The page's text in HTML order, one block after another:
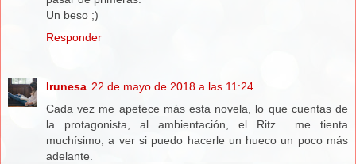
Un beso ;)
Responder
Irunesa 22 de mayo de 2018 a las 11:24
Cada vez me apetece más esta novela, lo que cuentas de
la protagonista, al ambientación, el Ritz... me tienta
muchísimo, a ver si puedo hacerle un hueco un poco más
adelante.